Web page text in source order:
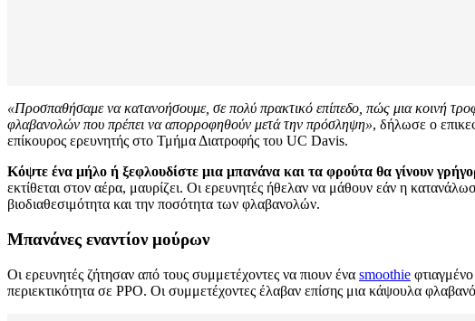
«Προσπαθήσαμε να κατανοήσουμε, σε πολύ πρακτικό επίπεδο, πώς μια κοινή
φλαβανολών που πρέπει να απορροφηθούν μετά την πρόσληψη», δήλωσε ο
επίκουρος ερευνητής στο Τμήμα Διατροφής του UC Davis.
Κόψτε ένα μήλο ή ξεφλουδίστε μια μπανάνα και τα φρούτα θα γίνουν
εκτίθεται στον αέρα, μαυρίζει. Οι ερευνητές ήθελαν να μάθουν εάν η
βιοδιαθεσιμότητα και την ποσότητα των φλαβανολών.
Μπανάνες εναντίον μούρων
Οι ερευνητές ζήτησαν από τους συμμετέχοντες να πιουν ένα smoothie
περιεκτικότητα σε PPO. Οι συμμετέχοντες έλαβαν επίσης μια κάψουλα